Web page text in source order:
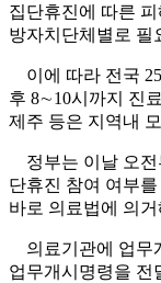
집단휴진에 따른
방자치단체별로 필
이에 따라 전국
후 8∼10시까지 진
제주 등은 지역내
정부는 이날 오전
단휴진 참여 여부
바로 의료법에 의
의료기관에 업무
업무개시명령을 전